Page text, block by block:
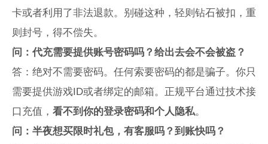
卡或者利用了非法退款。别碰这种，轻则钻石被扣，重
则封号，得不偿失。
问：代充需要提供账号密码吗？给出去会不会被盗？
答：绝对不需要密码。任何索要密码的都是骗子。你只
需要提供游戏ID或者绑定的邮箱。正规平台通过技术接
口充值， 看不到你的登录密码和个人隐私。
问：半夜想买限时礼包，有客服吗？到账快吗？